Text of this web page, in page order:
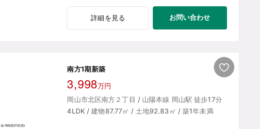
詳細を見る お問い合わせ
南方1期新築
3,998万円
岡山市北区南方２丁目 / 山陽本線 岡山駅 徒歩17分
4LDK / 建物87.77㎡ / 土地92.83㎡ / 築1年未満